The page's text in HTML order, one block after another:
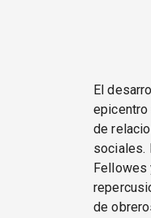
El
epicentro
de
sociales.
Fellowes
de